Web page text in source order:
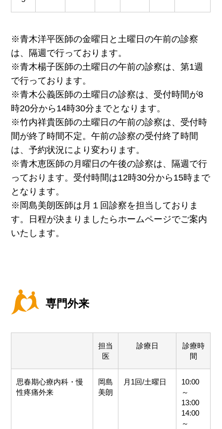
※青木洋平医師の金曜日と土曜日の午前の診察
は、隔週で行っております。
※青木楊子医師の土曜日の午前の診察は、第1週
で行っております。
※青木公義医師の土曜日の診察は、受付時間が8
時20分から14時30分までとなります。
※竹内祥貴医師の土曜日の午前の診察は、受付時
間が終了時間不定。午前の診察の受付終了時間
は、予約状況により変わります。
※青木恵医師の月曜日の午後の診察は、隔週で行
っております。受付時間は12時30分から15時まで
となります。
※岡島美朗医師は月１回診察を担当しておりま
す。日程が決まりましたらホームページでご案内
いたします。
専門外来
担当
医
診療日
診療時
間
思春期心療内科・慢
性疼痛外来
岡島
美朗
月1回/土曜日
10:00
～
13:00
14:00
～